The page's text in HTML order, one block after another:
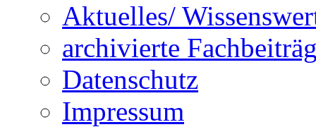
Aktuelles/
archivierte
Datenschutz
Impressum